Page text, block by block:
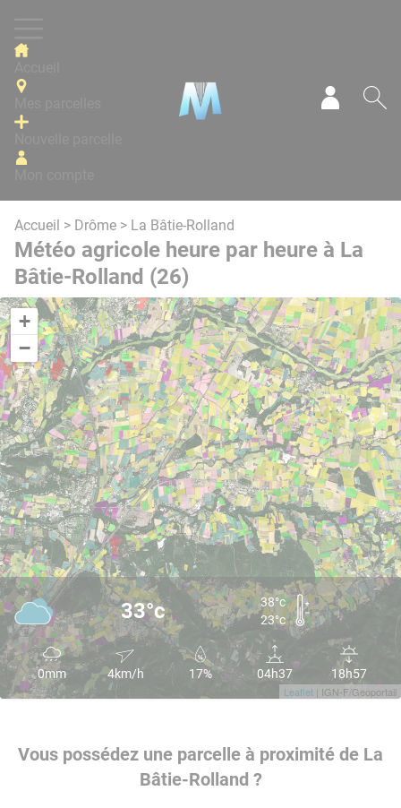
Accueil > Drôme > La Bâtie-Rolland
Météo agricole heure par heure à La
Bâtie-Rolland (26)
+
−
Leaflet | IGN-F/Geoportail
33°c
38°c
23°c
0mm 4km/h 17% 04h37 18h57
Vous possédez une parcelle à proximité de La
Bâtie-Rolland ?